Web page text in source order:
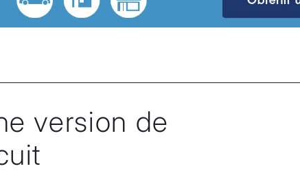
version de